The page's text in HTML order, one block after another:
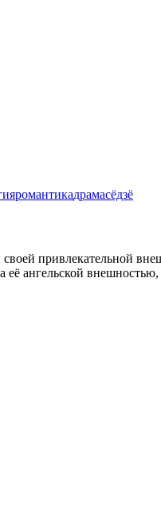
романтикадрамасёдзё
привлекательной
её ангельской